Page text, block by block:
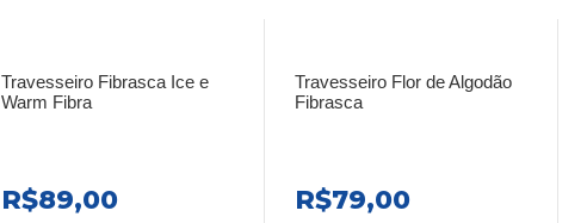
Travesseiro Fibrasca Ice e
Warm Fibra
R$89,00
Travesseiro Flor de Algodão
Fibrasca
R$79,00